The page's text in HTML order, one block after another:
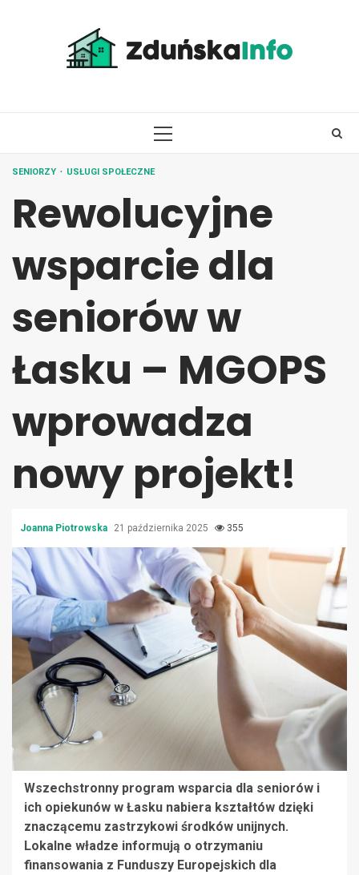
PRIMARY
SENIORZY USŁUGI SPOŁECZNE
Rewolucyjne
wsparcie dla
seniorów w
Łasku – MGOPS
wprowadza
nowy projekt!
Joanna Piotrowska 21 października 2025 355
Wszechstronny program wsparcia dla seniorów i
ich opiekunów w Łasku nabiera kształtów dzięki
znaczącemu zastrzykowi środków unijnych.
Lokalne władze informują o otrzymaniu
finansowania z Funduszy Europejskich dla